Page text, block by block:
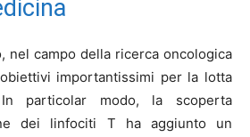
nel campo della ricerca oncologica
importantissimi per la lotta
particolar modo, la scoperta
dei linfociti T ha aggiunto un